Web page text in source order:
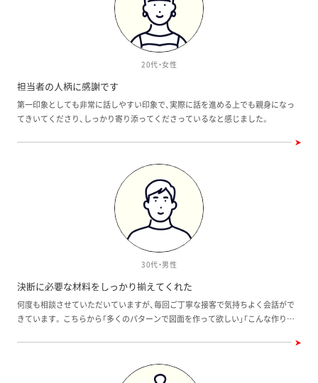
20代・女性
担当者の人柄に感謝です
第一印象としても非常に話しやすい印象で、実際に話を進める上でも親身になっ
てきいてくださり、しっかり寄り添ってくださっているなと感じました。
30代・男性
決断に必要な材料をしっかり揃えてくれた
何度も相談させていただいていますが、毎回ご丁寧な接客で気持ちよく会話がで
きています。 こちらから「多くのパターンで図面を作って欲しい」「こんな作りに
揃えてくださるので助かりました。 また、ガツガツ営業されない点はいいですが、
反面、ちょっとだけ頼りなくも感じてしまいます。そこは表裏一体なので特別不満